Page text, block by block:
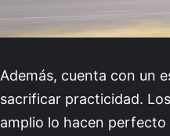
Además, cuenta con un
sacrificar practicidad.
amplio lo hacen